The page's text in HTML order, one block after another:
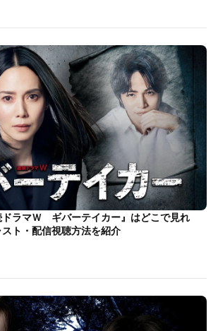
ドラマＷ ギバーテイカー』はどこで見れ
ト・配信視聴方法を紹介